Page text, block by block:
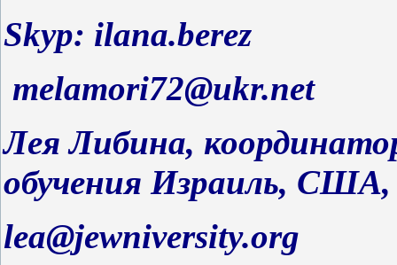
Skyp: ilana.berez
melamori72@ukr.net
Лея Либина,
обучения Израиль,
lea@jewniversity.org